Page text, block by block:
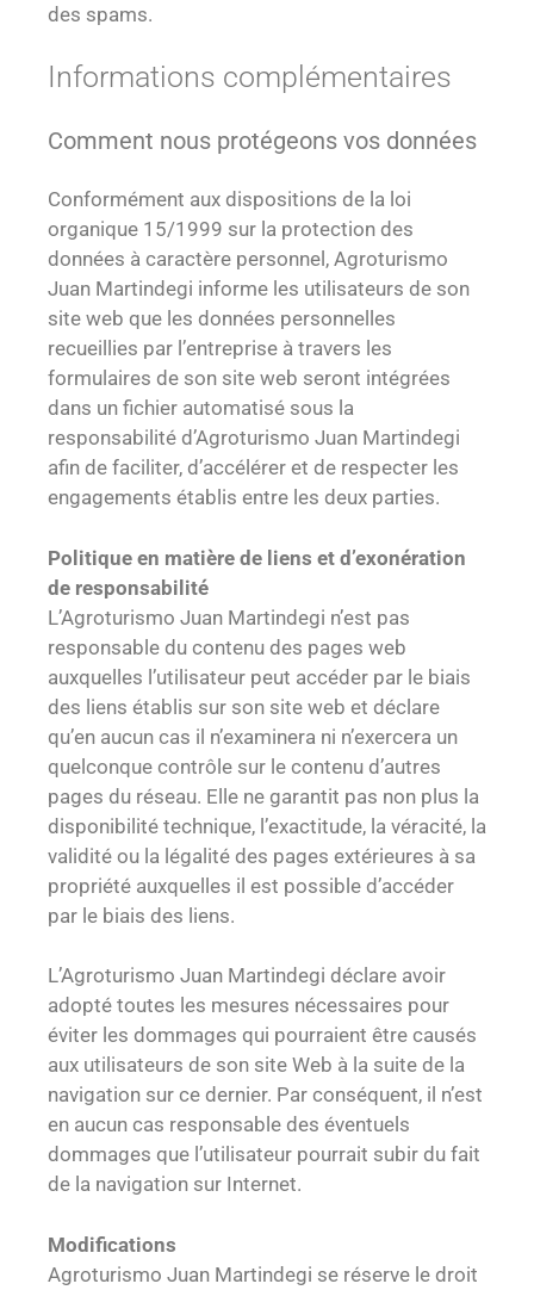
des spams.
Informations complémentaires
Comment nous protégeons vos données
Conformément aux dispositions de la loi
organique 15/1999 sur la protection des
données à caractère personnel, Agroturismo
Juan Martindegi informe les utilisateurs de son
site web que les données personnelles
recueillies par l’entreprise à travers les
formulaires de son site web seront intégrées
dans un fichier automatisé sous la
responsabilité d’Agroturismo Juan Martindegi
afin de faciliter, d’accélérer et de respecter les
engagements établis entre les deux parties.
Politique en matière de liens et d’exonération
de responsabilité
L’Agroturismo Juan Martindegi n’est pas
responsable du contenu des pages web
auxquelles l’utilisateur peut accéder par le biais
des liens établis sur son site web et déclare
qu’en aucun cas il n’examinera ni n’exercera un
quelconque contrôle sur le contenu d’autres
pages du réseau. Elle ne garantit pas non plus la
disponibilité technique, l’exactitude, la véracité, la
validité ou la légalité des pages extérieures à sa
propriété auxquelles il est possible d’accéder
par le biais des liens.
L’Agroturismo Juan Martindegi déclare avoir
adopté toutes les mesures nécessaires pour
éviter les dommages qui pourraient être causés
aux utilisateurs de son site Web à la suite de la
navigation sur ce dernier. Par conséquent, il n’est
en aucun cas responsable des éventuels
dommages que l’utilisateur pourrait subir du fait
de la navigation sur Internet.
Modifications
Agroturismo Juan Martindegi se réserve le droit